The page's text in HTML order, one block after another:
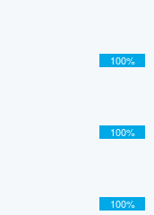
100%
100%
100%